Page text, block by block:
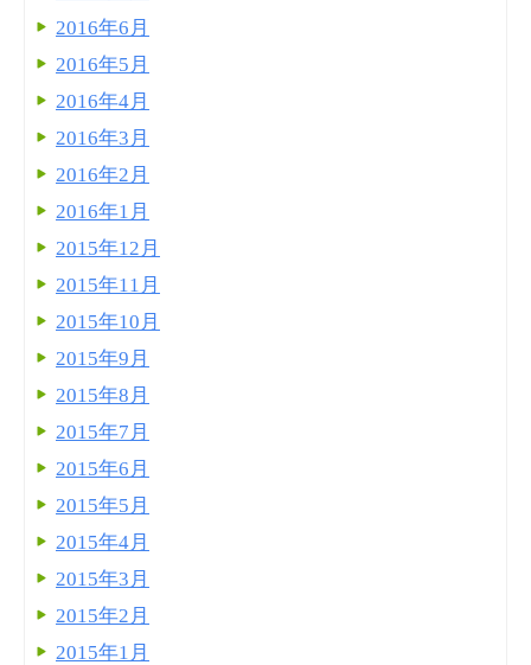
2016年6月
2016年5月
2016年4月
2016年3月
2016年2月
2016年1月
2015年12月
2015年11月
2015年10月
2015年9月
2015年8月
2015年7月
2015年6月
2015年5月
2015年4月
2015年3月
2015年2月
2015年1月